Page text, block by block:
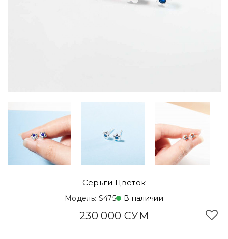
Серьги Цветок
Модель: S475 В наличии
230 000 СУМ